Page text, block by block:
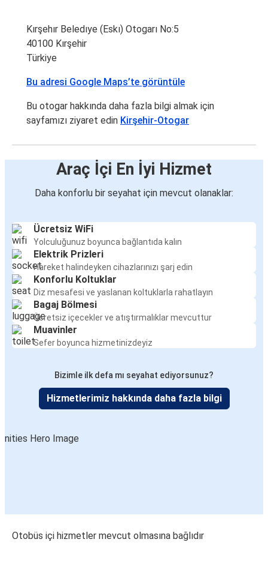
Kırşehır Beledıye (Eskı) Otogarı No:5
40100 Kırşehir
Türkiye
Bu adresi Google Maps’te görüntüle
Bu otogar hakkında daha fazla bilgi almak için
sayfamızı ziyaret edin Kirşehir-Otogar
Araç İçi En İyi Hizmet
Daha konforlu bir seyahat için mevcut olanaklar:
Ücretsiz WiFi
Yolculuğunuz boyunca bağlantıda kalın
Elektrik Prizleri
Hareket halindeyken cihazlarınızı şarj edin
Konforlu Koltuklar
Diz mesafesi ve yaslanan koltuklarla rahatlayın
Bagaj Bölmesi
Ücretsiz içecekler ve atıştırmalıklar mevcuttur
Muavinler
Sefer boyunca hizmetinizdeyiz
Bizimle ilk defa mı seyahat ediyorsunuz?
Hizmetlerimiz hakkında daha fazla bilgi
Otobüs içi hizmetler mevcut olmasına bağlıdır